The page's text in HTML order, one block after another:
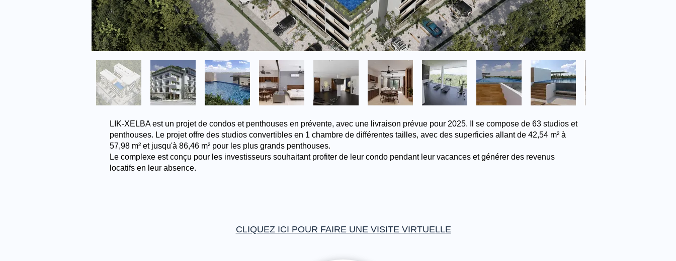
LIK-XELBA est un projet de condos et penthouses en prévente, avec une livraison prévue pour 2025. Il se compose de 63 studios et
penthouses. Le projet offre des studios convertibles en 1 chambre de différentes tailles, avec des superficies allant de 42,54 m² à
57,98 m² et jusqu'à 86,46 m² pour les plus grands penthouses.
Le complexe est conçu pour les investisseurs souhaitant profiter de leur condo pendant leur vacances et générer des revenus
locatifs en leur absence.
CLIQUEZ ICI POUR FAIRE UNE VISITE VIRTUELLE